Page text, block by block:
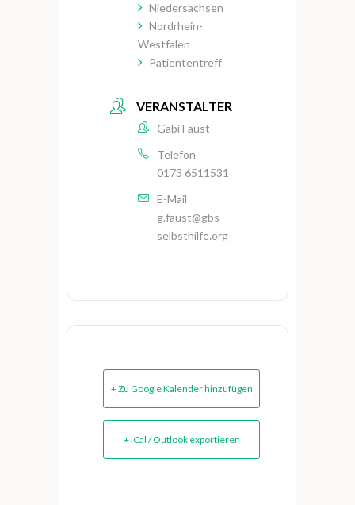
Niedersachsen
Nordrhein-
Westfalen
Patiententreff
VERANSTALTER
Gabi Faust
Telefon
0173 6511531
E-Mail
g.faust@gbs-
selbsthilfe.org
+ Zu Google Kalender hinzufügen
+ iCal / Outlook exportieren